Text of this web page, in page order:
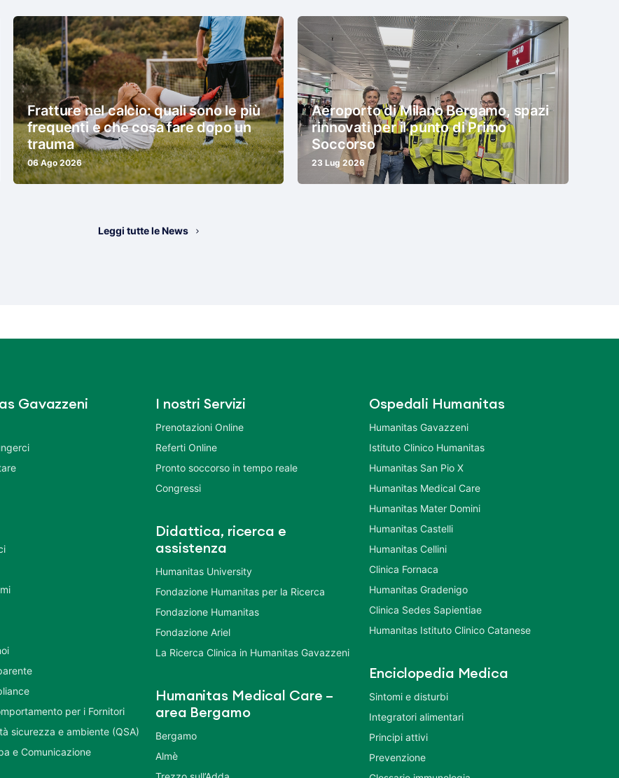
Fratture nel calcio: quali sono le più
frequenti e che cosa fare dopo un
trauma
06 Ago 2026
Aeroporto di Milano Bergamo, spazi
rinnovati per il punto di Primo
Soccorso
23 Lug 2026
Leggi tutte le News
Gavazzeni
per i Fornitori
sicurezza e ambiente (QSA)
e Comunicazione
I nostri Servizi
Prenotazioni Online
Referti Online
Pronto soccorso in tempo reale
Congressi
Didattica, ricerca e
assistenza
Humanitas University
Fondazione Humanitas per la Ricerca
Fondazione Humanitas
Fondazione Ariel
La Ricerca Clinica in Humanitas Gavazzeni
Humanitas Medical Care –
area Bergamo
Bergamo
Almè
Ospedali Humanitas
Humanitas Gavazzeni
Istituto Clinico Humanitas
Humanitas San Pio X
Humanitas Medical Care
Humanitas Mater Domini
Humanitas Castelli
Humanitas Cellini
Clinica Fornaca
Humanitas Gradenigo
Clinica Sedes Sapientiae
Humanitas Istituto Clinico Catanese
Enciclopedia Medica
Sintomi e disturbi
Integratori alimentari
Principi attivi
Prevenzione